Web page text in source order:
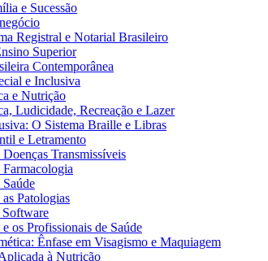
e Sucessão
Registral e Notarial Brasileiro
Superior
Contemporânea
e Inclusiva
e Nutrição
Ludicidade, Recreação e Lazer
O Sistema Braille e Libras
e Letramento
Transmissíveis
Patologias
Software
os Profissionais de Saúde
Ênfase em Visagismo e Maquiagem
à Nutrição